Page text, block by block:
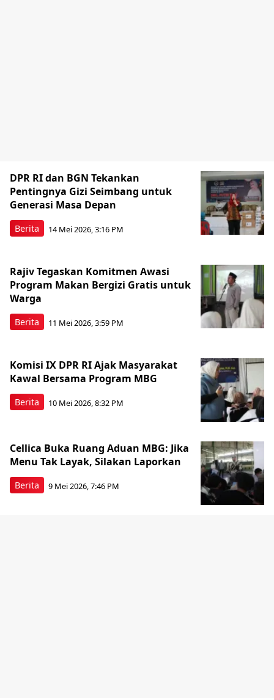
Berita
DPR RI dan BGN Tekankan
Pentingnya Gizi Seimbang untuk
Generasi Masa Depan
14 Mei 2026, 3:16 PM
Berita
Rajiv Tegaskan Komitmen Awasi
Program Makan Bergizi Gratis untuk
Warga
11 Mei 2026, 3:59 PM
Berita
Komisi IX DPR RI Ajak Masyarakat
Kawal Bersama Program MBG
10 Mei 2026, 8:32 PM
Berita
Cellica Buka Ruang Aduan MBG: Jika
Menu Tak Layak, Silakan Laporkan
9 Mei 2026, 7:46 PM